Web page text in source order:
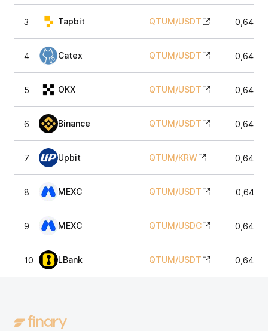
3 Tapbit QTUM/USDT
4 Catex QTUM/USDT
5 OKX QTUM/USDT
6 Binance QTUM/USDT
7 Upbit QTUM/KRW
8 MEXC QTUM/USDT
9 MEXC QTUM/USDC
10 LBank QTUM/USDT